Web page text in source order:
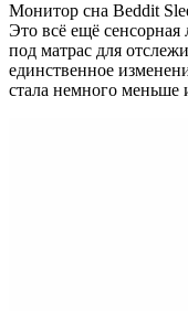
Монитор сна Beddit
Это всё ещё сенсорная
под матрас для
единственное
стала немного меньше